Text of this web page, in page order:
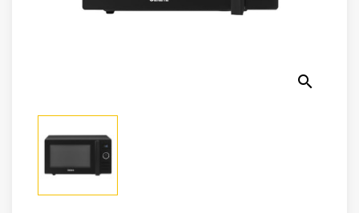
Electroménager
Sécurité
Mobilités
Loisirs
search